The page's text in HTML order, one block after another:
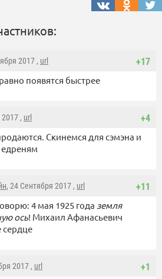
+17
2017 , url
появятся быстрее
+4
, url
Скинемся для сэмэна и
едреням
+11
, 24 Сентября 2017 , url
4 мая 1925 года земля
ось! Михаил Афанасьевич
сердце
+1
2017 , url